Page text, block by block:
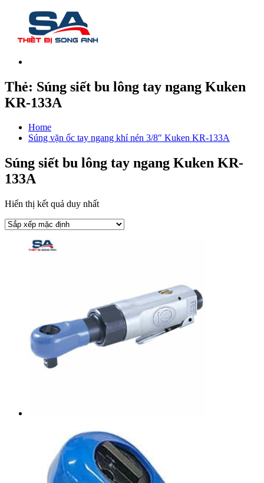
Thẻ: Súng siết bu lông tay ngang Kuken
KR-133A
Home
Súng vặn ốc tay ngang khí nén 3/8″ Kuken KR-133A
Súng siết bu lông tay ngang Kuken KR-
133A
Hiển thị kết quả duy nhất